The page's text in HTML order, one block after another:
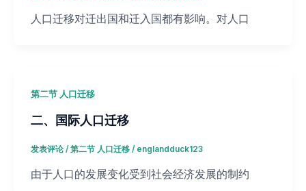
人口迁移对迁出国和迁入国都有影响。对人口
第二节 人口迁移
二、国际人口迁移
发表评论 / 第二节 人口迁移/ englandduck123
由于人口的发展变化受到社会经济发展的制约